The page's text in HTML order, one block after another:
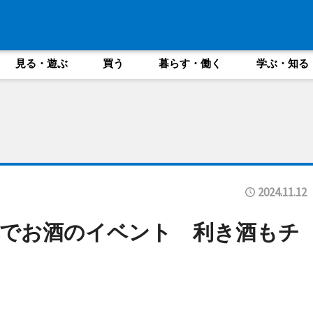
見る・遊ぶ 買う 暮らす・働く 学ぶ・知る
2024.11.12
お酒のイベント 利き酒もチ